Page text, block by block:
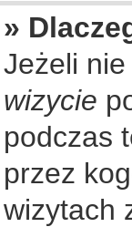
»
Jeżeli
wizycie
podczas
przez
wizytach